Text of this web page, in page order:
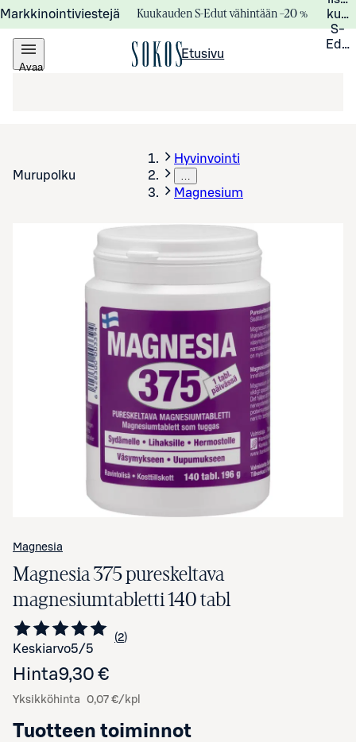
Markkinointiviestejä Kuukauden S-Edut vähintään –20 %
S-
Avaa
Etusivu
Murupolku
Hyvinvointi
…
Magnesium
Avaa tuotekuva suurennettuna
Magnesia
Magnesia 375 pureskeltava
magnesiumtabletti 140 tabl
Keskiarvo5/5 Siirry arvioihin
2
kappaletta
Hinta9,30 €
Yksikköhinta 0,07 €/kpl
Tuotteen toiminnot